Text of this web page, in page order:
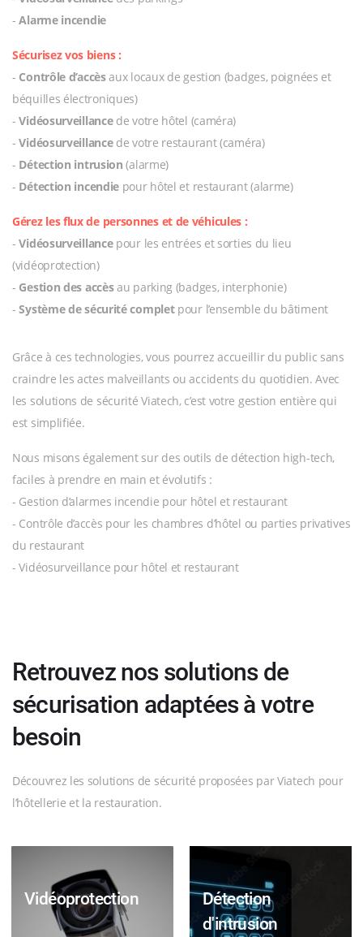
-Alarme incendie
Sécurisez vos biens :
- Contrôle d’accèsaux locaux de gestion (badges, poignées et
béquilles électroniques)
-Vidéosurveillancede votre hôtel (caméra)
-Vidéosurveillancede votre restaurant (caméra)
- Détection intrusion (alarme)
- Détection incendie pour hôtel et restaurant (alarme)
Gérez les flux de personnes et de véhicules :
-Vidéosurveillance pour les entrées et sorties du lieu
(vidéoprotection)
- Gestion des accèsau parking (badges, interphonie)
-Système de sécurité completpour l’ensemble du bâtiment
Grâce à ces technologies, vous pourrez accueillir du public sans
craindre les actes malveillants ou accidents du quotidien. Avec
les solutions de sécurité Viatech, c’est votre gestion entière qui
est simplifiée.
Nous misons également sur des outils de détection high-tech,
faciles à prendre en main et évolutifs :
- Gestion d’alarmes incendie pour hôtel et restaurant
- Contrôle d’accès pour les chambres d’hôtel ou parties privatives
du restaurant
- Vidéosurveillance pour hôtel et restaurant
Retrouvez nos solutions de
sécurisation adaptées à votre
besoin
Découvrez les solutions de sécurité proposées par Viatech pour
l’hôtellerie et la restauration.
Vidéoprotection
Détection
d'intrusion